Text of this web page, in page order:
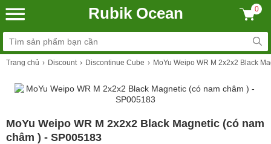
Rubik Ocean 0
Trang chủ Discount Discontinue Cube MoYu Weipo WR M 2x2x2 Black
MoYu Weipo WR M 2x2x2 Black Magnetic (có nam
châm ) - SP005183